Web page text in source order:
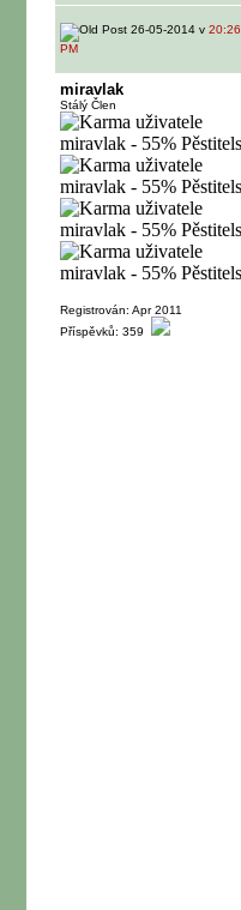
26-05-2014 v 20:26
PM
miravlak
Stálý Člen
Registrován: Apr 2011
Příspěvků: 359